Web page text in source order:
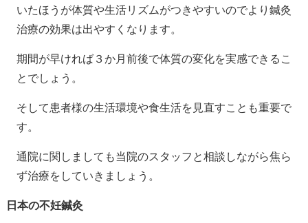
いたほうが体質や生活リズムがつきやすいのでより鍼灸
治療の効果は出やすくなります。
期間が早ければ３か月前後で体質の変化を実感できるこ
とでしょう。
そして患者様の生活環境や食生活を見直すことも重要で
す。
通院に関しましても当院のスタッフと相談しながら焦ら
ず治療をしていきましょう。
日本の不妊鍼灸